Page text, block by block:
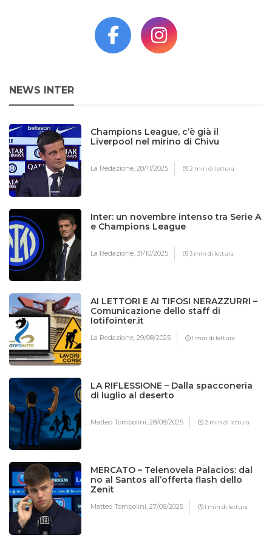
NEWS INTER
Champions League, c’è già il
Liverpool nel mirino di Chivu
La Redazione,28/11/2025 2 min di lettura
Inter: un novembre intenso tra Serie A
e Champions League
La Redazione,31/10/2025 3 min di lettura
AI LETTORI E AI TIFOSI NERAZZURRI –
Comunicazione dello staff di
Iotifointer.it
La Redazione,29/08/2025 1 min di lettura
LA RIFLESSIONE – Dalla spacconeria
di luglio al deserto
Matteo Tombolini,28/08/2025 2 min di lettura
MERCATO – Telenovela Palacios: dal
no al Santos all’offerta flash dello
Zenit
Matteo Tombolini,27/08/2025 1 min di lettura